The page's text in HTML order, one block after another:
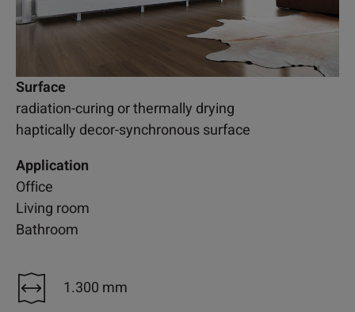
Surface
radiation-curing or thermally drying
haptically decor-synchronous surface
Application
Office
Living room
Bathroom
1.300 mm